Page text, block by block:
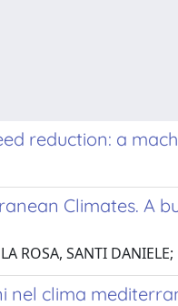
reduction: a
Climates. A
SANTI
clima